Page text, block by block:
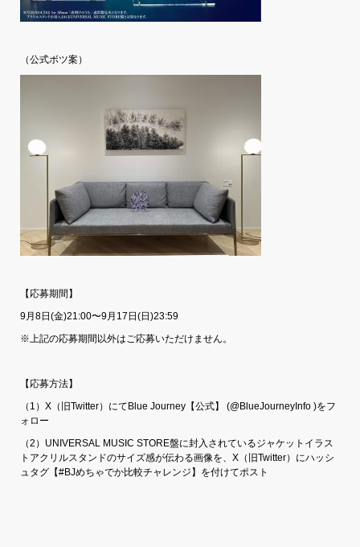
（公式ボツ案）
【応募期間】
9月8日(金)21:00〜9月17日(日)23:59
※上記の応募期間以外はご応募いただけません。
【応募方法】
（1）X（旧Twitter）にてBlue Journey【公式】 (@BlueJourneyInfo )をフ
ォロー
（2）UNIVERSAL MUSIC STORE盤に封入されているジャケットイラス
トアクリルスタンドのサイズ感が伝わる画像を、X（旧Twitter）にハッシ
ュタグ【#BJめちゃでか比較チャレンジ】を付けてポスト